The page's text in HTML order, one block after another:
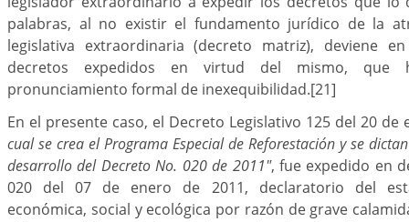
palabras, al no existir el fundamento jurídico de la
legislativa extraordinaria (decreto matriz), deviene
decretos expedidos en virtud del mismo, que
pronunciamiento formal de inexequibilidad.[21]
En el presente caso, el Decreto Legislativo 125 del 20 de
cual se crea el Programa Especial de Reforestación y se
desarrollo del Decreto No. 020 de 2011", fue expedido en
020 del 07 de enero de 2011, declaratorio del
económica, social y ecológica por razón de grave